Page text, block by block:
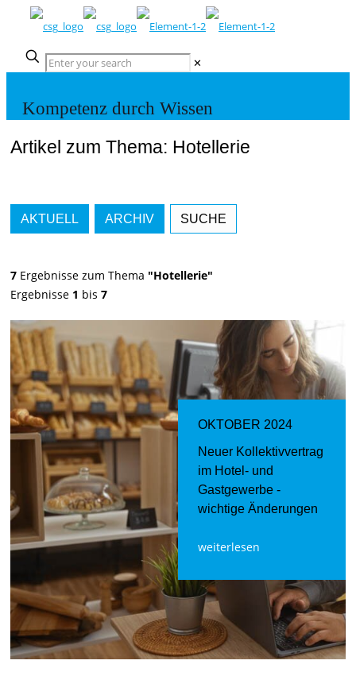
✕
Kompetenz durch Wissen
Artikel zum Thema: Hotellerie
AKTUELL ARCHIV SUCHE
7 Ergebnisse zum Thema "Hotellerie"
Ergebnisse 1 bis 7
OKTOBER 2024
Neuer Kollektivvertrag
im Hotel- und
Gastgewerbe -
wichtige Änderungen
weiterlesen